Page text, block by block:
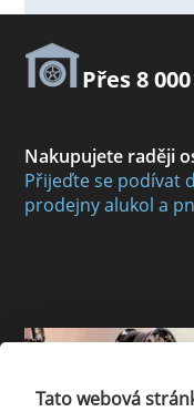
Přes 8
Nakupujete raději
Přijeďte se podívat
prodejny alukol a
Tato webová